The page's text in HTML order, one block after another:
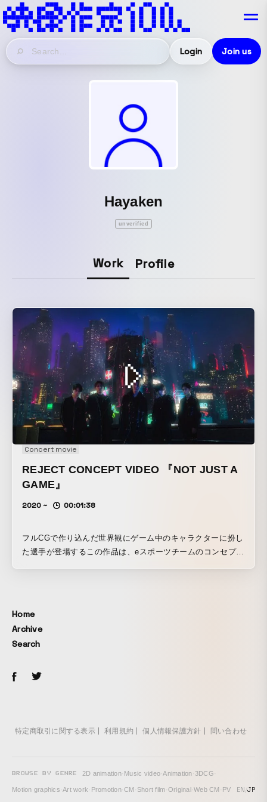
Login Join us
Hayaken
unverified
Work Profile
Concert movie
REJECT CONCEPT VIDEO 『NOT JUST A
GAME』
2020 ~ 00:01:38
フルCGで作り込んだ世界観にゲーム中のキャラクターに扮し
た選手が登場するこの作品は、eスポーツチームのコンセプト
Home
Archive
Search
特定商取引に関する表示 利用規約 個人情報保護方針 問い合わせ
BROWSE BY GENRE 2D animation· Music video·Animation·3DCG·
Motion graphics·Art work· Promotion·CM · Short film·Original ·Web CM · PV EN/JP